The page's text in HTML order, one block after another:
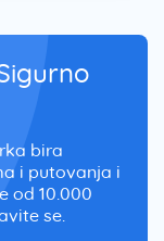
bira
i putovanja i
od 10.000
se.